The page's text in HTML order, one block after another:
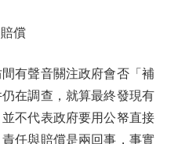
償
有聲音關注政府會否「補
在調查，就算最終發現有
不代表政府要用公帑直接
任與賠償是兩回事，事實